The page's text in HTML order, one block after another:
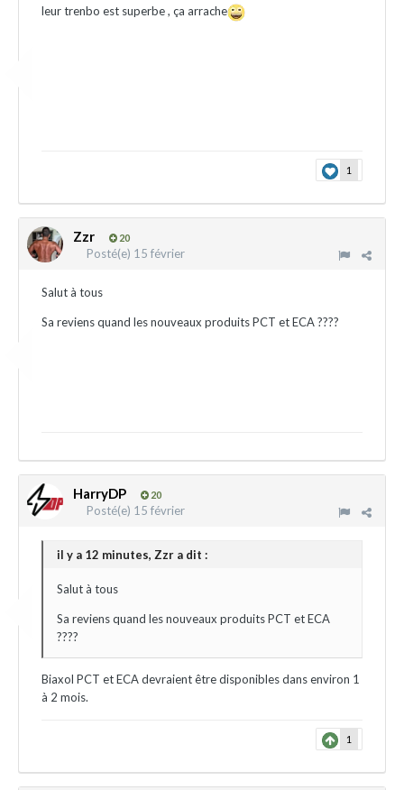
leur trenbo est superbe , ça arrache
1
Zzr 20
Posté(e) 15 février
Salut à tous
Sa reviens quand les nouveaux produits PCT et ECA ????
HarryDP 20
Posté(e) 15 février
il y a 12 minutes, Zzr a dit :
Salut à tous
Sa reviens quand les nouveaux produits PCT et ECA
????
Biaxol PCT et ECA devraient être disponibles dans environ 1
à 2 mois.
1